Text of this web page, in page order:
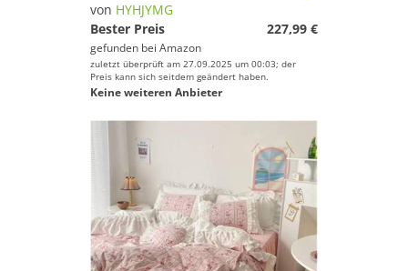
von HYHJYMG
Bester Preis
227,99 €
gefunden bei Amazon
zuletzt überprüft am 27.09.2025 um 00:03; der
Preis kann sich seitdem geändert haben.
Keine weiteren Anbieter